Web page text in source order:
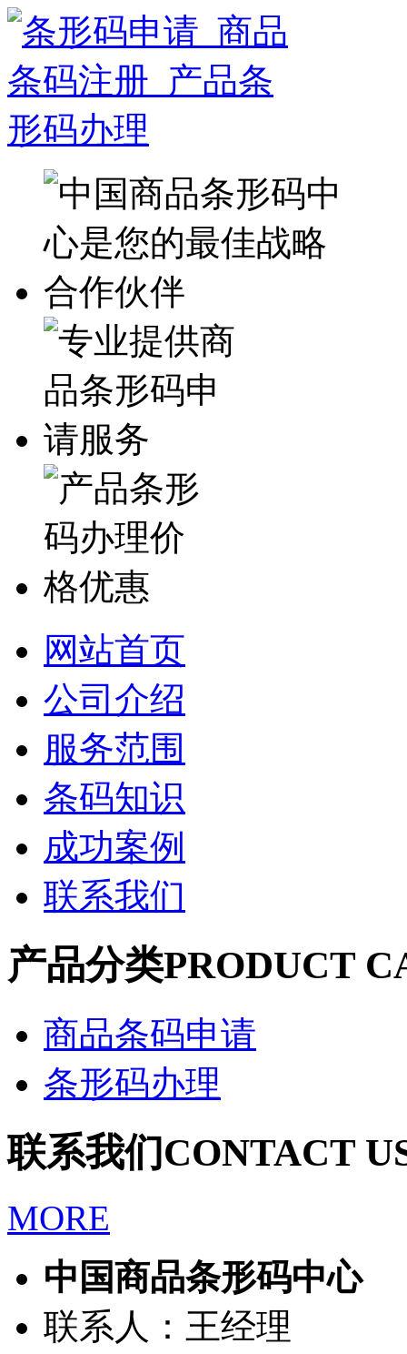
网站首页
公司介绍
服务范围
条码知识
成功案例
联系我们
产品分类PRODUCT
商品条码申请
条形码办理
联系我们CONTACT
MORE
中国商品条形码中心
联系人：王经理